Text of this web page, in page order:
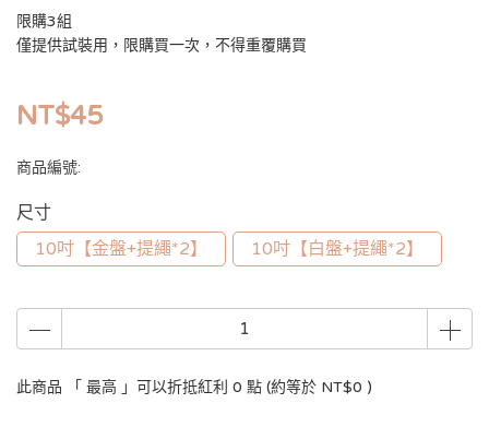
限購3組
僅提供試裝用，限購買一次，不得重覆購買
NT$45
商品編號:
尺寸
10吋【金盤+提繩*2】
10吋【白盤+提繩*2】
此商品 「 最高 」可以折抵紅利 0 點 (約等於 NT$0 )